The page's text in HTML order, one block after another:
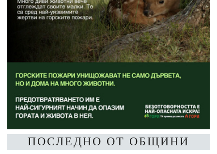
ПОСЛЕДНО ОТ ОБЩИНИ